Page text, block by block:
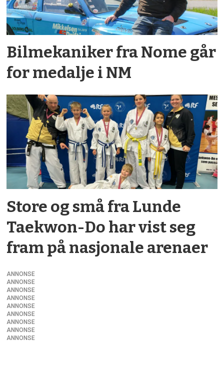
Bil­mekaniker fra Nome går
for medalje i NM
Store og små fra Lunde
Taekwon-Do har vist seg
fram på nasjonale arenaer
ANNONSE
ANNONSE
ANNONSE
ANNONSE
ANNONSE
ANNONSE
ANNONSE
ANNONSE
ANNONSE